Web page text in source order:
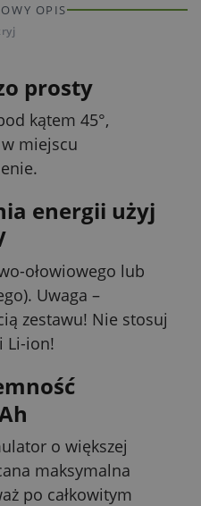
OPIS
prosty
kątem 45°,
miejscu
energii użyj
ołowiowego lub
Uwaga –
zestawu! Nie stosuj
Li-ion!
o większej
maksymalna
po całkowitym